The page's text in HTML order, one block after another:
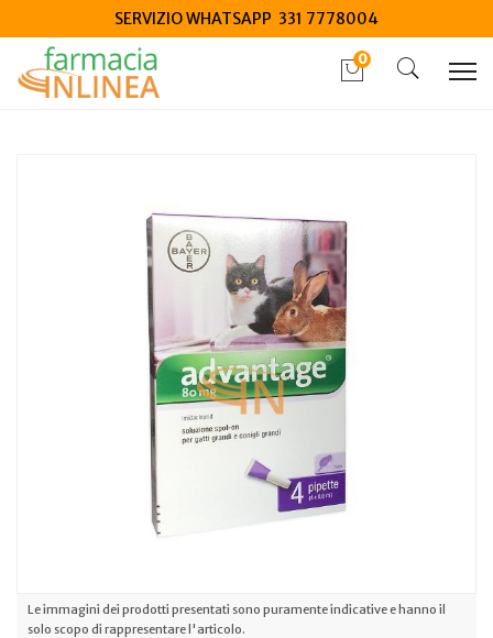
SERVIZIO WHATSAPP 331 7778004
0
Animali Domestici
Advantage Soluzione Spot-on 4 Pipette Da 0,8ml Gatti e
Conigli
Le immagini dei prodotti presentati sono puramente indicative e hanno il
solo scopo di rappresentare l'articolo.